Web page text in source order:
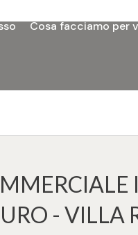
Cosa facciamo per
- VILLA